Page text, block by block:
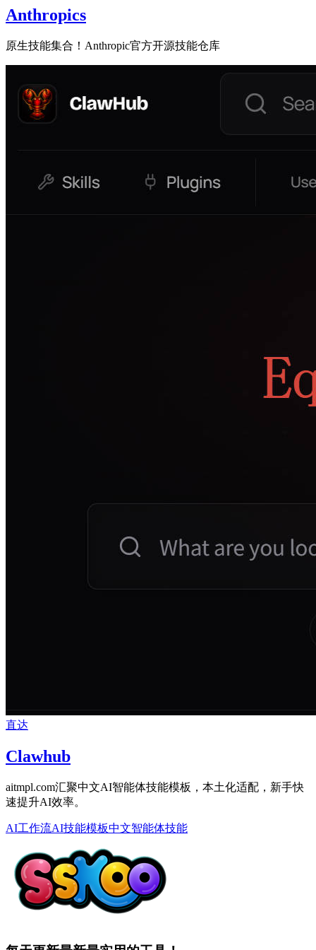
Anthropics
原生技能集合！Anthropic官方开源技能仓库
直达
Clawhub
aitmpl.com汇聚中文AI智能体技能模板，本土化适配，新手快
速提升AI效率。
AI工作流AI技能模板中文智能体技能